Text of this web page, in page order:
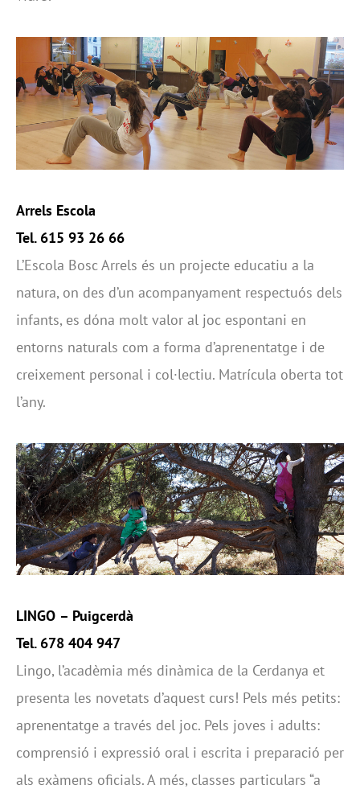
Arrels Escola
Tel. 615 93 26 66
L’Escola Bosc Arrels és un projecte educatiu a la
natura, on des d’un acompanyament respectuós dels
infants, es dóna molt valor al joc espontani en
entorns naturals com a forma d’aprenentatge i de
creixement personal i col·lectiu. Matrícula oberta tot
l’any.
LINGO – Puigcerdà
Tel. 678 404 947
Lingo, l’acadèmia més dinàmica de la Cerdanya et
presenta les novetats d’aquest curs! Pels més petits:
aprenentatge a través del joc. Pels joves i adults:
comprensió i expressió oral i escrita i preparació per
als exàmens oficials. A més, classes particulars “a